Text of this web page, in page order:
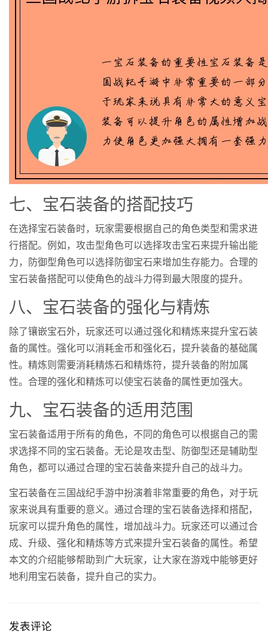
七、宝石装备的搭配技巧
在选择宝石装备时，玩家需要根据自己的角色类型和需求进
行搭配。例如，攻击型角色可以选择攻击宝石来提升输出能
力，防御型角色可以选择防御宝石来增加生存能力。合理的
宝石装备搭配可以使角色的战斗力得到最大限度的提升。
八、宝石装备的强化与精炼
除了镶嵌宝石外，玩家还可以通过强化和精炼来提升宝石装
备的属性。强化可以消耗金币和强化石，提升装备的基础属
性。精炼则需要消耗精炼石和精炼符，提升装备的附加属
性。合理的强化和精炼可以使宝石装备的属性更加强大。
九、宝石装备的适用范围
宝石装备适用于所有的角色，不同的角色可以根据自己的需
求选择不同的宝石装备。无论是攻击型、防御型还是辅助型
角色，都可以通过合理的宝石装备来提升自己的战斗力。
宝石装备在三国战纪手游中扮演着非常重要的角色，对于玩
家来说具有重要的意义。通过合理的宝石装备选择和搭配，
玩家可以提升角色的属性，增加战斗力。玩家还可以通过合
成、升级、强化和精炼等方式来提升宝石装备的属性。希望
本文的介绍能够帮助到广大玩家，让大家在游戏中能够更好
地利用宝石装备，提升自己的实力。
发表评论